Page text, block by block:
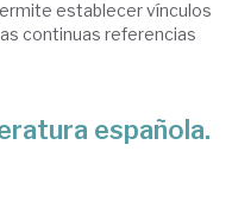
establecer vínculos
continuas referencias
española.